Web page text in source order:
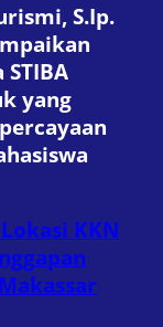
S.Ip.
yang
KKN